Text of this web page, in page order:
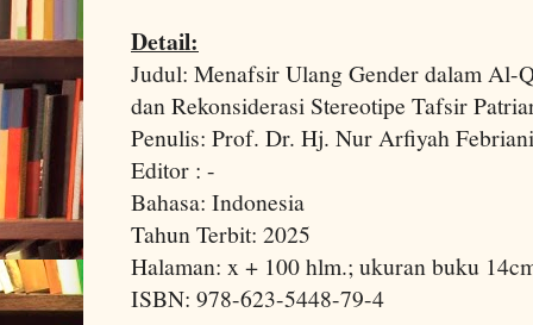
Detail:
Judul: Menafsir Ulang Gender dalam Al-
dan Rekonsiderasi Stereotipe Tafsir
Penulis: Prof. Dr. Hj. Nur Arfiyah
Editor : -
Bahasa: Indonesia
Tahun Terbit: 2025
Halaman: x + 100 hlm.; ukuran buku
ISBN: 978-623-5448-79-4